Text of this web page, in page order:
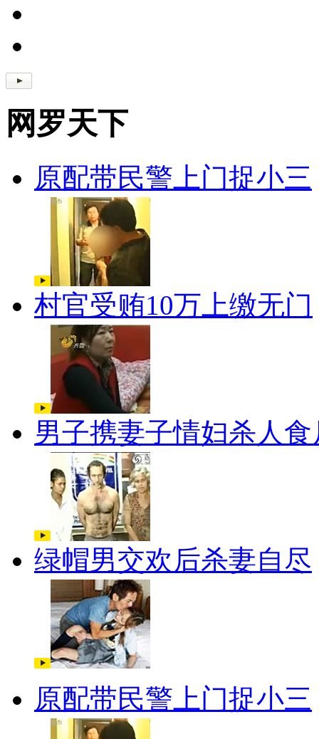
网罗天下
原配带民警上门捉小三
村官受贿10万上缴无门
男子携妻子情妇杀人食
绿帽男交欢后杀妻自尽
原配带民警上门捉小三